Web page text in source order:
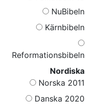
NuBibeln
Kärnbibeln
Reformationsbibeln
Nordiska
Norska 2011
Danska 2020